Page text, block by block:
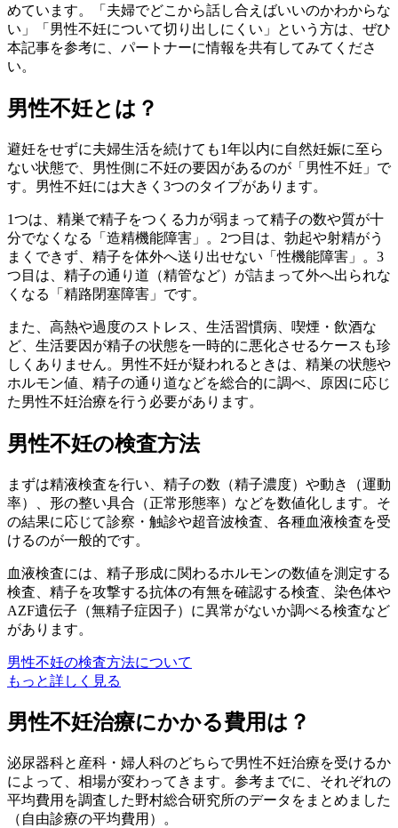
めています。「夫婦でどこから話し合えばいいのかわからな
い」「男性不妊について切り出しにくい」という方は、ぜひ
本記事を参考に、パートナーに情報を共有してみてくださ
い。
男性不妊とは？
避妊をせずに夫婦生活を続けても1年以内に自然妊娠に至ら
ない状態で、 男性側に不妊の要因があるのが「男性不妊」 で
す。男性不妊には大きく3つのタイプがあります。
1つは、精巣で精子をつくる力が弱まって精子の数や質が十
分でなくなる
「造精機能障害」
。2つ目は、勃起や射精がう
まくできず、精子を体外へ送り出せない 「性機能障害」
。3
つ目は、精子の通り道（精管など）が詰まって外へ出られな
くなる
「精路閉塞障害」 です。
また、高熱や過度のストレス、生活習慣病、喫煙・飲酒な
ど、生活要因が精子の状態を一時的に悪化させるケースも珍
しくありません。男性不妊が疑われるときは、精巣の状態や
ホルモン値、精子の通り道などを総合的に調べ、
原因に応じ
た男性不妊治療を行う必要があります。
男性不妊の検査方法
まずは精液検査を行い、精子の数（精子濃度）や動き（運動
率）、形の整い具合（正常形態率）などを数値化します。そ
の結果に応じて診察・触診や超音波検査 各種血液検査を受
けるのが一般的です。
血液検査には、精子形成に関わるホルモンの数値を測定する
検査、精子を攻撃する抗体の有無を確認する検査、染色体や
AZF遺伝子（無精子症因子）に異常がないか調べる検査など
があります。
男性不妊の検査方法について
もっと詳しく見る
男性不妊治療にかかる費用は？
泌尿器科と産科・婦人科のどちらで男性不妊治療を受けるか
によって、相場が変わってきます。参考までに、それぞれの
平均費用を調査した野村総合研究所のデータをまとめました
（自由診療の平均費用）。